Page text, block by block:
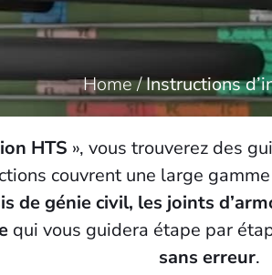
Home/Instructions
HTS », vous trouverez des
couvrent une large
de génie civil, les joints
qui vous guidera étape par
sans erreur.